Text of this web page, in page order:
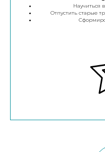
Научиться
Отпустить старые